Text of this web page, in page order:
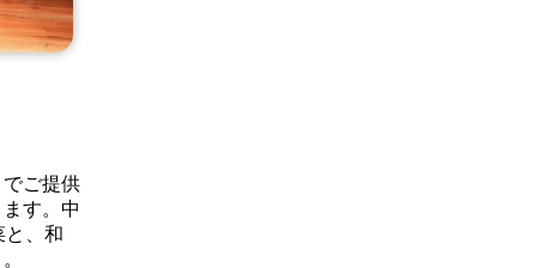
ご提供
す。中
と、和